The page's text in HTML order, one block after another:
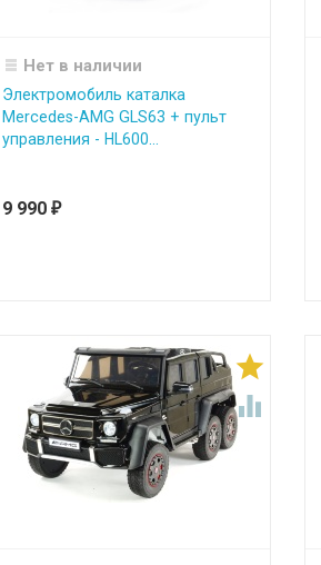
Нет в наличии
Электромобиль каталка
Mercedes-AMG GLS63 + пульт
управления - HL600...
9 990 ₽

